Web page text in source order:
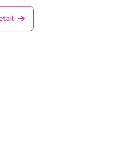
hodnotenie
produktu